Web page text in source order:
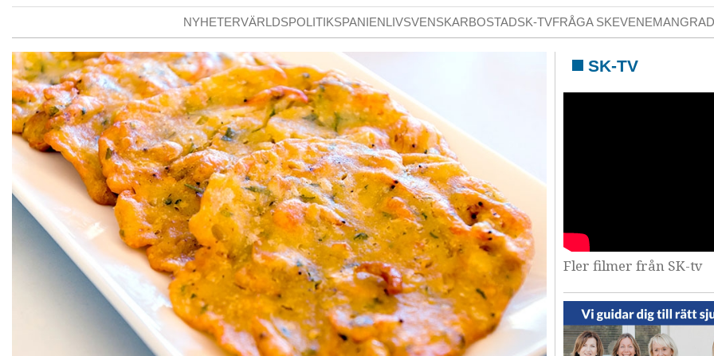
NYHETERVÄRLDSPOLITIKSPANIENLIVSVENSKARBOSTADSK-TVFRÅGA SKEVENEMANG
SK-TV
Fler filmer från SK-tv